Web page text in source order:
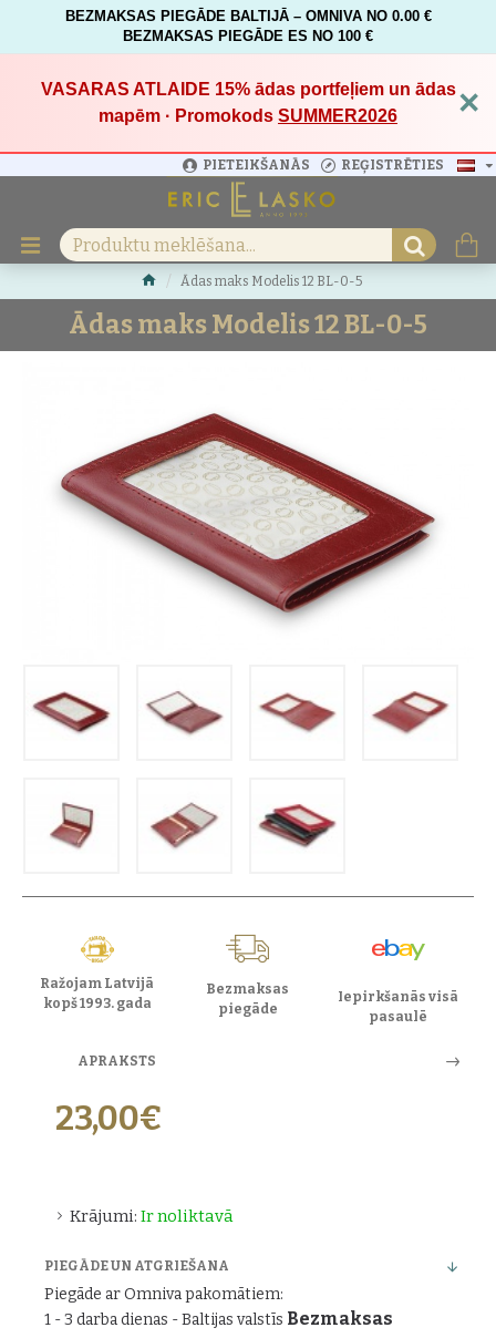
BEZMAKSAS PIEGĀDE BALTIJĀ – OMNIVA NO 0.00 €
BEZMAKSAS PIEGĀDE ES NO 100 €
VASARAS ATLAIDE 15%ādas portfeļiem un ādas
mapēm · Promokods SUMMER2026 ×
PIETEIKŠANĀS REĢISTRĒTIES
Ādas maks Modelis 12 BL-0-5
Ādas maks Modelis 12 BL-0-5
Ražojam Latvijā
kopš 1993. gada
Bezmaksas
piegāde
Iepirkšanās visā
pasaulē
APRAKSTS
Krājumi: Ir noliktavā
23,00€
PIEGĀDE UN ATGRIEŠANA
Piegāde ar Omniva pakomātiem:
1 - 3 darba dienas - Baltijas valstīs Bezmaksas